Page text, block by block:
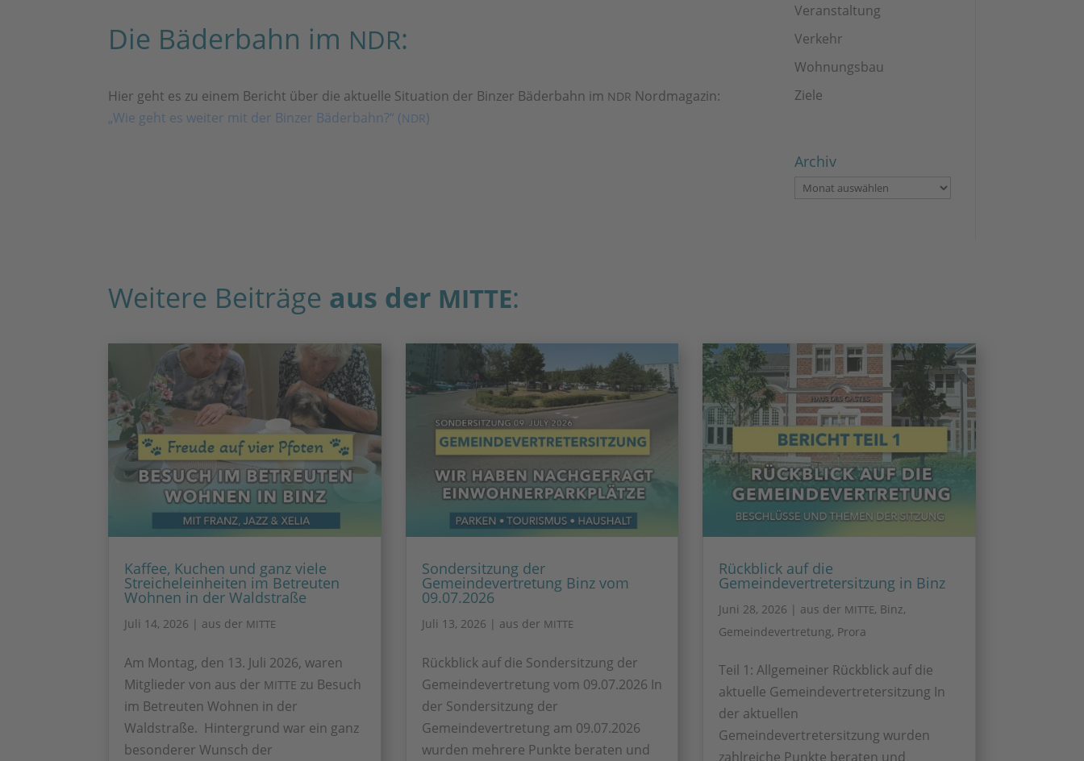
Die Bäderbahn im NDR:
Hier geht es zu einem Bericht über die aktuelle Situation der Binzer Bäderbahn im NDR Nordmagazin:
„Wie geht es weiter mit der Binzer Bäderbahn?“ (NDR)
Veranstaltung
Verkehr
Wohnungsbau
Ziele
Archiv
Archiv
Weitere Beiträge aus der MITTE:
Kaffee, Kuchen und ganz viele
Streicheleinheiten im Betreuten
Wohnen in der Waldstraße
Juli 14, 2026 | aus der MITTE
Am Montag, den 13. Juli 2026, waren
Mitglieder von aus der MITTE zu Besuch
im Betreuten Wohnen in der
Waldstraße. Hintergrund war ein ganz
besonderer Wunsch der
Sondersitzung der
Gemeindevertretung Binz vom
09.07.2026
Juli 13, 2026 | aus der MITTE
Rückblick auf die Sondersitzung der
Gemeindevertretung vom 09.07.2026 In
der Sondersitzung der
Gemeindevertretung am 09.07.2026
wurden mehrere Punkte beraten und
Rückblick auf die
Gemeindevertretersitzung in Binz
Juni 28, 2026 | aus der MITTE, Binz,
Gemeindevertretung, Prora
Teil 1: Allgemeiner Rückblick auf die
aktuelle Gemeindevertretersitzung In
der aktuellen
Gemeindevertretersitzung wurden
zahlreiche Punkte beraten und